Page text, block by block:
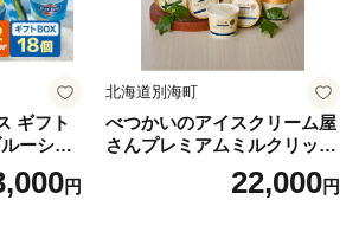
ギフト
ーシー
ルアイ
可能 送円
北海道別海町
べつかいのアイスクリーム屋
さんプレミアムミルクリッチ
12個（AP-01）（ 北海道アイ
ス 北海道産アイス アイス ア
22,000円